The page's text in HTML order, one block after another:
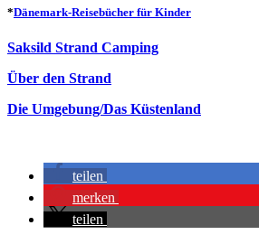
*Dänemark-Reisebücher für Kinder
Saksild Strand Camping
Über den Strand
Die Umgebung/Das Küstenland
teilen
merken
teilen